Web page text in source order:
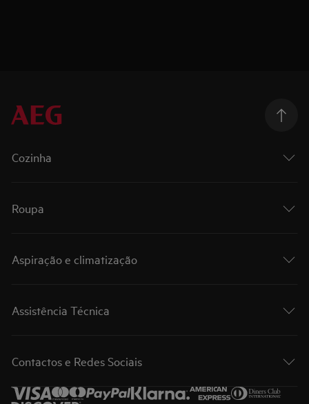
Cozinha
Roupa
Aspiração e climatização
Assistência Técnica
Contactos e Redes Sociais